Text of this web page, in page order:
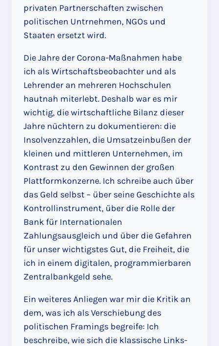
privaten Partnerschaften zwischen
politischen Untrnehmen, NGOs und
Staaten ersetzt wird.
Die Jahre der Corona-Maßnahmen habe
ich als Wirtschaftsbeobachter und als
Lehrender an mehreren Hochschulen
hautnah miterlebt. Deshalb war es mir
wichtig, die wirtschaftliche Bilanz dieser
Jahre nüchtern zu dokumentieren: die
Insolvenzzahlen, die Umsatzeinbußen der
kleinen und mittleren Unternehmen, im
Kontrast zu den Gewinnen der großen
Plattformkonzerne. Ich schreibe auch über
das Geld selbst – über seine Geschichte als
Kontrollinstrument, über die Rolle der
Bank für Internationalen
Zahlungsausgleich und über die Gefahren
für unser wichtigstes Gut, die Freiheit, die
ich in einem digitalen, programmierbaren
Zentralbankgeld sehe.
Ein weiteres Anliegen war mir die Kritik an
dem, was ich als Verschiebung des
politischen Framings begreife: Ich
beschreibe, wie sich die klassische Links-